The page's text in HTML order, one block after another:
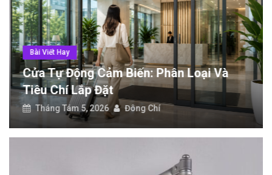
Checklist ứng dụng cần có khi du lịch nước ngoài tự túc
Tay co thủy lực đóng cửa tự động: Giải pháp chống gió dập
Bài Viết Hay
Cửa Tự Động Cảm Biến: Phân Loại Và
Tiêu Chí Lắp Đặt
Tháng Tám 5, 2026 Đông Chí